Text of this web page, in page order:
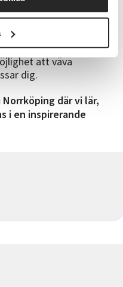
Den här kursen är
som vill utforska
vävare som vill finslipa
Du får både
att väva
dig.
där vi lär,
i en inspirerande